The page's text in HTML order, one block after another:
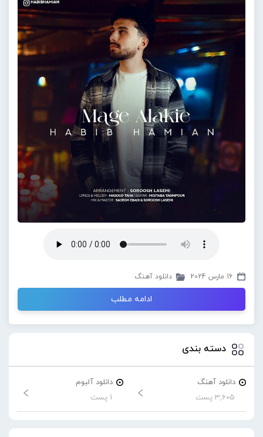
16 مارس 2024 دانلود آهنگ
ادامه مطلب
دسته بندی
دانلود آهنگ
3,605 پست
دانلود آلبوم
1 پست